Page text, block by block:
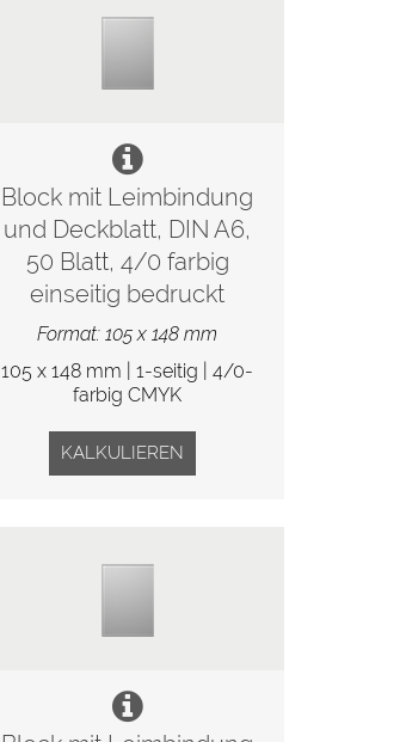
Block mit Leimbindung
und Deckblatt, DIN A6,
50 Blatt, 4/0 farbig
einseitig bedruckt
Format: 105 x 148 mm
105 x 148 mm | 1-seitig | 4/0-
farbig CMYK
KALKULIEREN